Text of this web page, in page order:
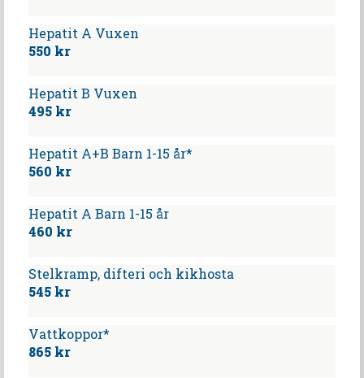
Hepatit A Vuxen
550 kr
Hepatit B Vuxen
495 kr
Hepatit A+B Barn 1-15 år*
560 kr
Hepatit A Barn 1-15 år
460 kr
Stelkramp, difteri och kikhosta
545 kr
Vattkoppor*
865 kr